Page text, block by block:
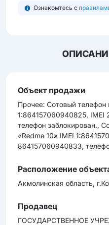
Ознакомтесь с
Объект продажи
Прочее: Сотовый телефон
1:864157060940825, IMEI
телефон заблокирован.,
«Redme 10» IMEI
864157060940833,
Расположение
Акмолинская область,
Продавец
ГОСУДАРСТВЕННОЕ